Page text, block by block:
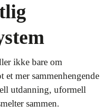
ikke bare om
et mer sammenhengende
utdanning, uformell
sammen.